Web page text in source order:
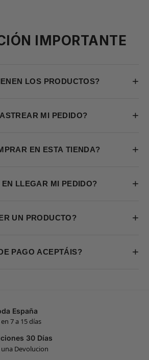
IMPORTANTE
LOS PRODUCTOS? +
MI PEDIDO? +
EN ESTA TIENDA? +
LLEGAR MI PEDIDO? +
UN PRODUCTO? +
PAGO ACEPTÁIS? +
España
7 a 15 días
30 Días
una Devolucion